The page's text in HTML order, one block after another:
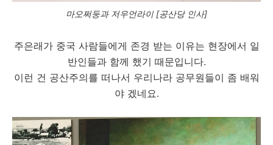
마오쩌둥과 저우언라이 [공산당 인사]
주은래가 중국 사람들에게 존경 받는 이유는 현장에서 일
반인들과 함께 했기 때문입니다.
이런 건 공산주의를 떠나서 우리나라 공무원들이 좀 배워
야 겠네요.